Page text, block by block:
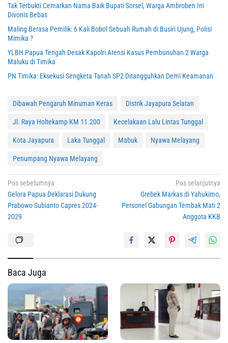
Tak Terbukti Cemarkan Nama Baik Bupati Sorsel, Warga Ambroben Ini
Divonis Bebas
Maling Berasa Pemilik: 6 Kali Bobol Sebuah Rumah di Busiri Ujung, Polisi
Mimika ?
YLBH Papua Tengah Desak Kapolri Atensi Kasus Pembunuhan 2 Warga
Maluku di Timika
PN Timika: Eksekusi Sengketa Tanah SP2 Ditangguhkan Demi Keamanan
Dibawah Pengaruh Minuman Keras Distrik Jayapura Selatan
Jl. Raya Holtekamp KM 11.200 Kecelakaan Lalu Lintas Tunggal
Kota Jayapura Laka Tunggal Mabuk Nyawa Melayang
Penumpang Nyawa Melayang
Navigasi
pos
Pos sebelumnya
Gelora Papua Deklarasi Dukung
Prabowo Subianto Capres 2024-
2029
Pos selanjutnya
Grebek Markas di Yahukimo,
Personel Gabungan Tembak Mati 2
Anggota KKB
Baca Juga